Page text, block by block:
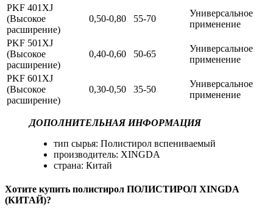
PKF 401XJ
(Высокое
расширение)
0,50-0,80 55-70
Универсальное
применение
PKF 501XJ
(Высокое
расширение)
0,40-0,60 50-65
Универсальное
применение
PKF 601XJ
(Высокое
расширение)
0,30-0,50 35-50
Универсальное
применение
ДОПОЛНИТЕЛЬНАЯ ИНФОРМАЦИЯ
тип сырья: Полистирол вспениваемый
производитель: XINGDA
страна: Китай
Хотите купить полистирол ПОЛИСТИРОЛ XINGDA
(КИТАЙ)?